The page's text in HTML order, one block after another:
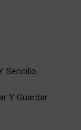
Sencillo
Y Guardar